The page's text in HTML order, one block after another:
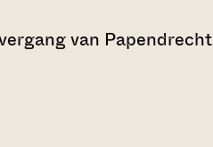
van Papendrecht